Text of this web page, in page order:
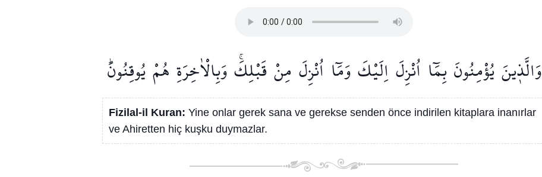
وَالَّذ۪ينَيُؤْمِنُونَبِمَٓا اُنْزِلَاِلَيْكَوَمَٓا اُنْزِلَ مِنْ قَبْلِكَۚوَبِالْاٰخِرَةِ هُمْيُوقِنُونَۜ
Fizilal-il Kuran: Yine onlar gerek sana ve gerekse senden önce indirilen kitaplara inanırlar
ve Ahiretten hiç kuşku duymazlar.